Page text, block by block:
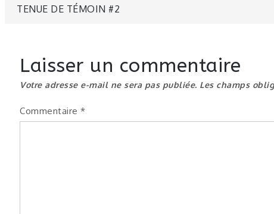
Navigation
l’article
TENUE DE TÉMOIN #2
Laisser un commentaire
Votre adresse e-mail ne sera pas publiée. Les champs
Commentaire *